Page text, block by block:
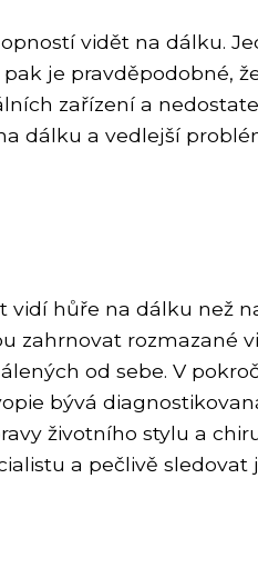
vidět na dálku.
je pravděpodobné,
zařízení a
dálku a vedlejší
hůře na dálku než
zahrnovat rozmazané
od sebe. V
bývá
životního stylu a
a pečlivě sledovat